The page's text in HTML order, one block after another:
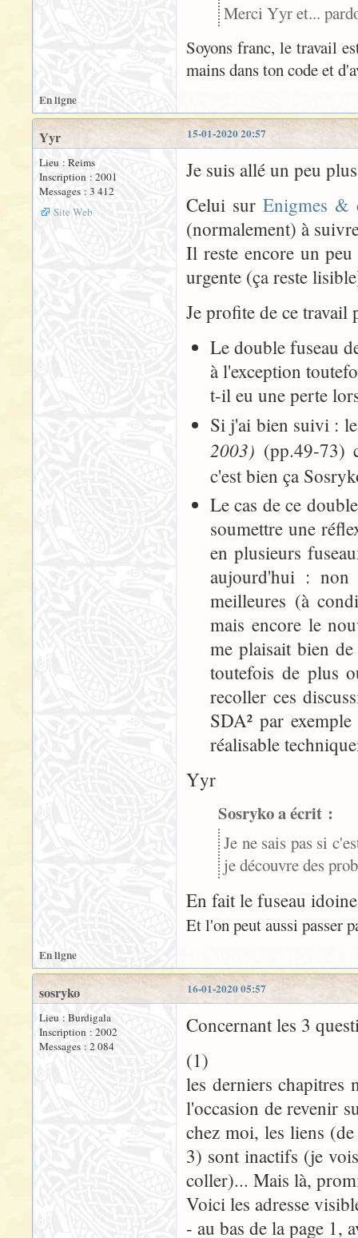
Merci Yyr et...
Soyons franc, le travail
mains dans ton code et
En ligne
15-01-2020 20:57
Yyr
Lieu : Reims
Inscription : 2001
Messages : 3 412
Site Web
Je suis allé un peu
Celui surEnigmes &
(normalement) à
Il reste encore un
urgente (ça reste
Je profite de ce travail
Le double fuseau
à l'exception
t-il eu une perte
Si j'ai bien suivi :
2003) (pp.49-73)
c'est bien ça
Le cas de ce
soumettre une
en plusieurs
aujourd'hui : non
meilleures (à
mais encore le
me plaisait bien
toutefois de plus
recoller ces
SDA² par
réalisable
Yyr
Sosryko a écrit :
Je ne sais pas si
je découvre des
En fait le fuseau
Et l'on peut aussi passer
En ligne
16-01-2020 05:57
sosryko
Lieu : Burdigala
Inscription : 2002
Messages : 2 084
Concernant les 3
(1)
les derniers chapitres
l'occasion de revenir
chez moi, les liens
3) sont inactifs (je
coller)... Mais là,
Voici les adresse
- au bas de la page 1,